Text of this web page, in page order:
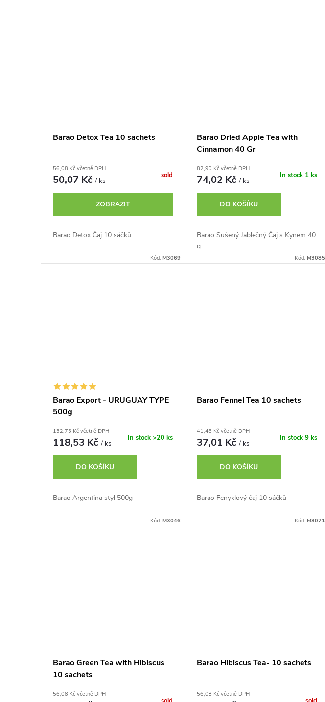
Barao Detox Tea 10 sachets
56,08 Kč včetně DPH
50,07 Kč/ ks
sold
ZOBRAZIT
Barao Detox Čaj 10 sáčků
Kód: M3069
Barao Dried Apple Tea with
Cinnamon 40 Gr
82,90 Kč včetně DPH
74,02 Kč/ ks
In stock 1 ks
DO KOŠÍKU
Barao Sušený Jablečný Čaj s Kynem 40
g
Kód: M3085
Barao Export - URUGUAY TYPE
500g
132,75 Kč včetně DPH
118,53 Kč/ ks
In stock>20 ks
DO KOŠÍKU
Barao Argentina styl 500g
Kód: M3046
Barao Fennel Tea 10 sachets
41,45 Kč včetně DPH
37,01 Kč/ ks
In stock 9 ks
DO KOŠÍKU
Barao Fenyklový čaj 10 sáčků
Kód: M3071
Barao Green Tea with Hibiscus
10 sachets
56,08 Kč včetně DPH
Barao Hibiscus Tea- 10 sachets
56,08 Kč včetně DPH